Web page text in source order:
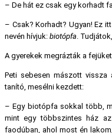
– De hát ez csak egy korhadt
– Csak? Korhadt? Ugyan! Ez
nevén hívjuk: biotópfa.
A gyerekek megrázták a
Peti sebesen mászott
tanító, mesélni kezdett:
– Egy biotópfa sokkal több,
mint egy többszintes ház
faodúban, ahol most én